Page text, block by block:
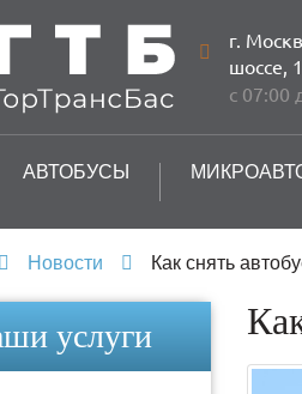
г.
шоссе,
с 07:00
АВТОБУСЫ
Новости Как снять
услуги